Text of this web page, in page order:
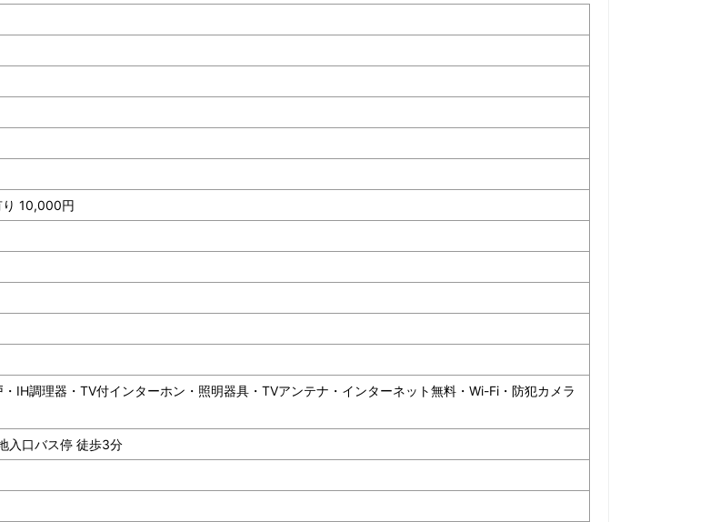
り 10,000円
IH調理器・TV付インターホン・照明器具・TVアンテナ・インターネット無料・Wi-Fi・防犯カメラ
入口バス停 徒歩3分